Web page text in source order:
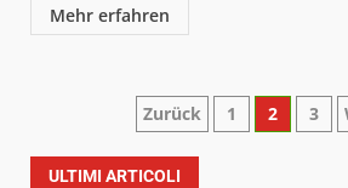
Mehr erfahren
Paginazione
degli
Zurück 1 2 3
ULTIMI ARTICOLI